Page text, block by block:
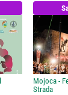
Mojoca -
Strada